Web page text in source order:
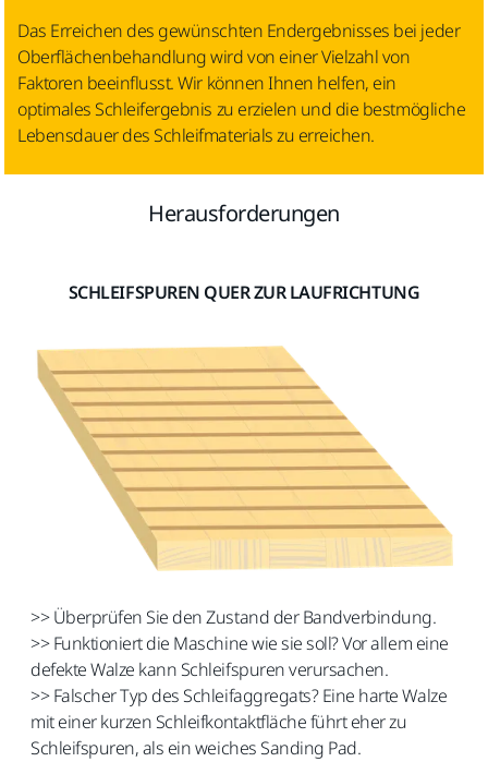
Das Erreichen des gewünschten Endergebnisses bei jeder
Oberflächenbehandlung wird von einer Vielzahl von
Faktoren beeinflusst. Wir können Ihnen helfen, ein
optimales Schleifergebnis zu erzielen und die bestmögliche
Lebensdauer des Schleifmaterials zu erreichen.
Herausforderungen
SCHLEIFSPUREN QUER ZUR LAUFRICHTUNG
>> Überprüfen Sie den Zustand der Bandverbindung.
>> Funktioniert die Maschine wie sie soll? Vor allem eine
defekte Walze kann Schleifspuren verursachen.
>> Falscher Typ des Schleifaggregats? Eine harte Walze
mit einer kurzen Schleifkontaktfläche führt eher zu
Schleifspuren, als ein weiches Sanding Pad.